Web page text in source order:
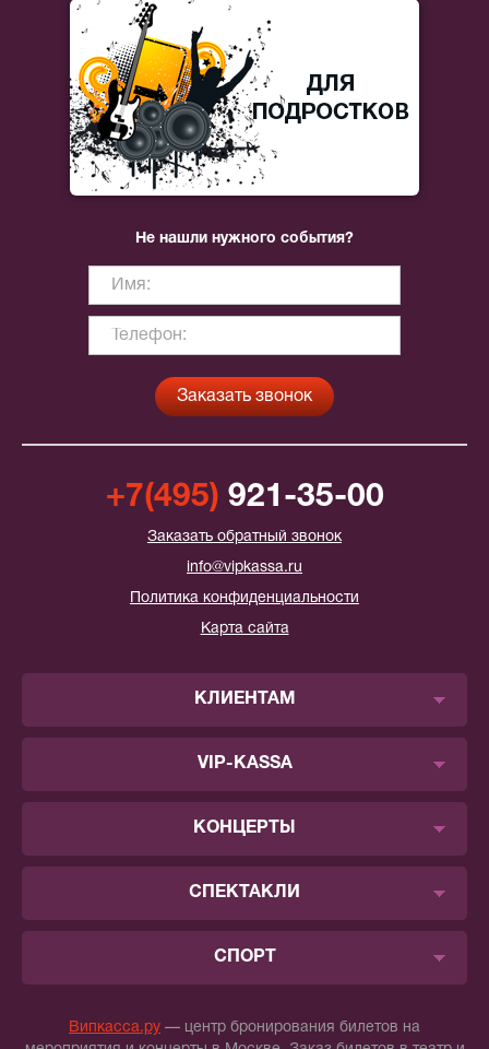
Не нашли нужного события?
+7(495) 921-35-00
Заказать обратный звонок
info@vipkassa.ru
Политика конфиденциальности
Карта сайта
КЛИЕНТАМ
VIP-KASSA
КОНЦЕРТЫ
СПЕКТАКЛИ
СПОРТ
Випкасса.ру — центр бронирования билетов на